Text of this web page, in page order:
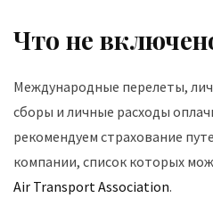
Что не
Международные перелеты,
сборы и личные расходы
рекомендуем страхование
компании, список которых
Air Transport Association.